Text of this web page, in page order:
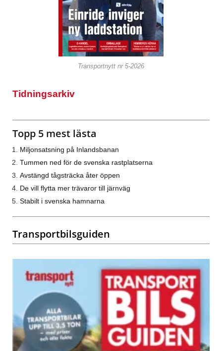
Transportnytt nr 5-2026
Tidningsarkiv
Topp 5 mest lästa
Miljonsatsning på Inlandsbanan
Tummen ned för de svenska rastplatserna
Avstängd tågsträcka åter öppen
De vill flytta mer trävaror till järnväg
Stabilt i svenska hamnarna
Transportbilsguiden